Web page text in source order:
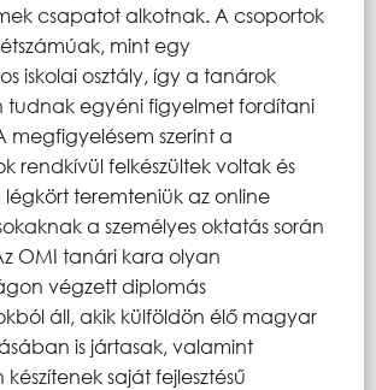
csapatot alkotnak. A csoportok
mint egy
iskolai osztály, így a tanárok
tudnak egyéni figyelmet fordítani
megfigyelésem szerint a
rendkívül felkészültek voltak és
légkört teremteniük az online
a személyes oktatás során
OMI tanári kara olyan
végzett diplomás
áll, akik külföldön élő magyar
is jártasak, valamint
készítenek saját fejlesztésű